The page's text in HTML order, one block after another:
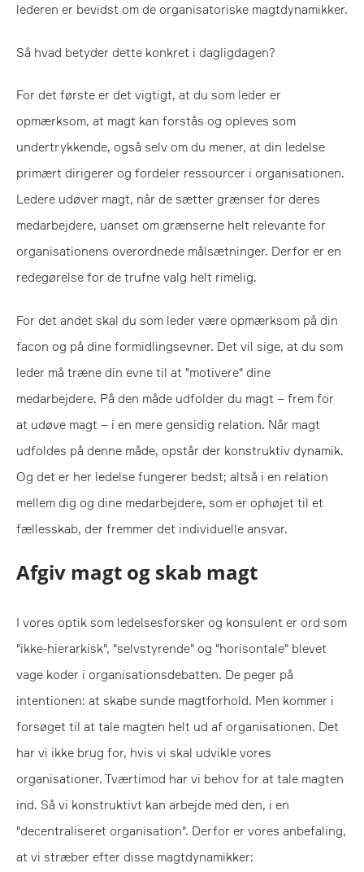
lederen er bevidst om de organisatoriske magtdynamikker.
Så hvad betyder dette konkret i dagligdagen?
For det første er det vigtigt, at du som leder er
opmærksom, at magt kan forstås og opleves som
undertrykkende, også selv om du mener, at din ledelse
primært dirigerer og fordeler ressourcer i organisationen.
Ledere udøver magt, når de sætter grænser for deres
medarbejdere, uanset om grænserne helt relevante for
organisationens overordnede målsætninger. Derfor er en
redegørelse for de trufne valg helt rimelig.
For det andet skal du som leder være opmærksom på din
facon og på dine formidlingsevner. Det vil sige, at du som
leder må træne din evne til at "motivere" dine
medarbejdere. På den måde udfolder du magt – frem for
at udøve magt – i en mere gensidig relation. Når magt
udfoldes på denne måde, opstår der konstruktiv dynamik.
Og det er her ledelse fungerer bedst; altså i en relation
mellem dig og dine medarbejdere, som er ophøjet til et
fællesskab, der fremmer det individuelle ansvar.
Afgiv magt og skab magt
I vores optik som ledelsesforsker og konsulent er ord som
"ikke-hierarkisk", "selvstyrende" og "horisontale" blevet
vage koder i organisationsdebatten. De peger på
intentionen: at skabe sunde magtforhold. Men kommer i
forsøget til at tale magten helt ud af organisationen. Det
har vi ikke brug for, hvis vi skal udvikle vores
organisationer. Tværtimod har vi behov for at tale magten
ind. Så vi konstruktivt kan arbejde med den, i en
"decentraliseret organisation". Derfor er vores anbefaling,
at vi stræber efter disse magtdynamikker: